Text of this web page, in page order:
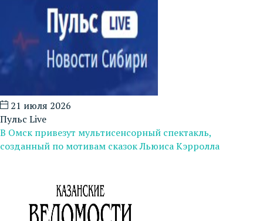
21 июля 2026
Пульс Live
В Омск привезут мультисенсорный спектакль,
созданный по мотивам сказок Льюиса Кэрролла